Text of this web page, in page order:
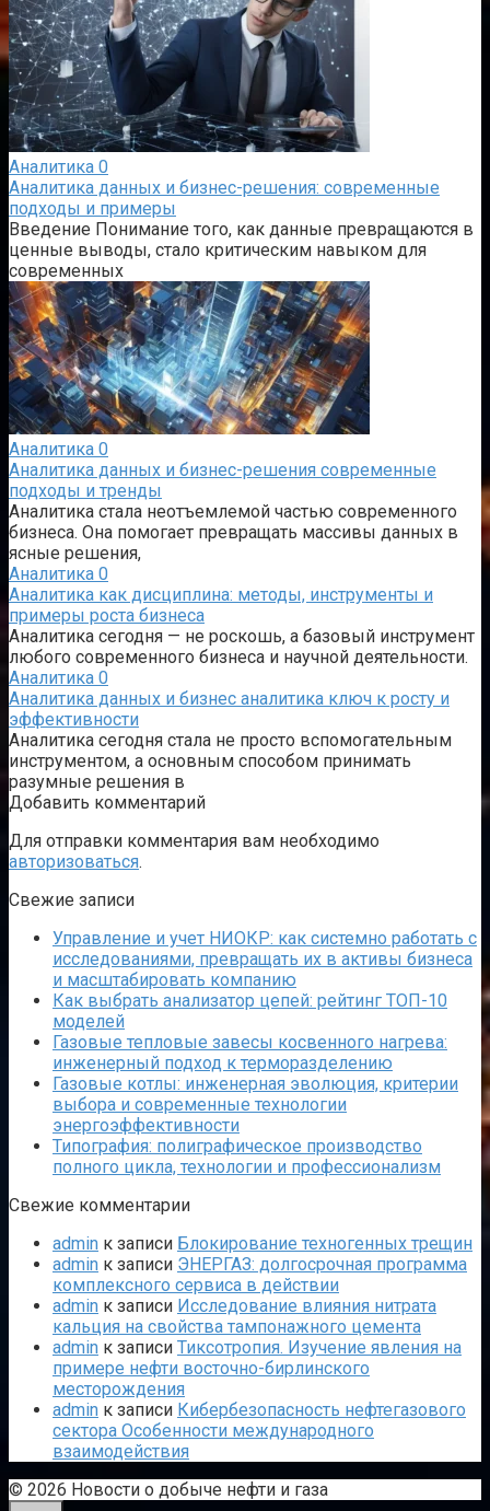
Аналитика 0
Аналитика данных и бизнес-решения: современные
подходы и примеры
Введение Понимание того, как данные превращаются в
ценные выводы, стало критическим навыком для
современных
Аналитика 0
Аналитика данных и бизнес-решения современные
подходы и тренды
Аналитика стала неотъемлемой частью современного
бизнеса. Она помогает превращать массивы данных в
ясные решения,
Аналитика 0
Аналитика как дисциплина: методы, инструменты и
примеры роста бизнеса
Аналитика сегодня — не роскошь, а базовый инструмент
любого современного бизнеса и научной деятельности.
Аналитика 0
Аналитика данных и бизнес аналитика ключ к росту и
эффективности
Аналитика сегодня стала не просто вспомогательным
инструментом, а основным способом принимать
разумные решения в
Добавить комментарий
Для отправки комментария вам необходимо
авторизоваться.
Свежие записи
Управление и учет НИОКР: как системно работать с
исследованиями, превращать их в активы бизнеса
и масштабировать компанию
Как выбрать анализатор цепей: рейтинг ТОП-10
моделей
Газовые тепловые завесы косвенного нагрева:
инженерный подход к терморазделению
Газовые котлы: инженерная эволюция, критерии
выбора и современные технологии
энергоэффективности
Типография: полиграфическое производство
полного цикла, технологии и профессионализм
Свежие комментарии
admin к записи Блокирование техногенных трещин
admin к записи ЭНЕРГАЗ: долгосрочная программа
комплексного сервиса в действии
admin к записи Исследование влияния нитрата
кальция на свойства тампонажного цемента
admin к записи Тиксотропия. Изучение явления на
примере нефти восточно-бирлинского
месторождения
admin к записи Кибербезопасность нефтегазового
сектора Особенности международного
взаимодействия
© 2026 Новости о добыче нефти и газа